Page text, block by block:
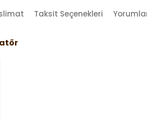
Taksit Seçenekleri